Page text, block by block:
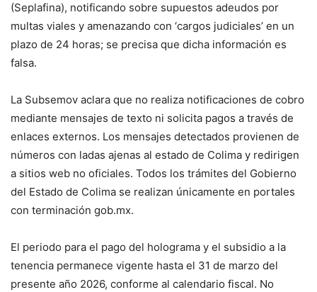
(Seplafina), notificando sobre supuestos adeudos por
multas viales y amenazando con ‘cargos judiciales’ en un
plazo de 24 horas; se precisa que dicha información es
falsa.
La Subsemov aclara que no realiza notificaciones de cobro
mediante mensajes de texto ni solicita pagos a través de
enlaces externos. Los mensajes detectados provienen de
números con ladas ajenas al estado de Colima y redirigen
a sitios web no oficiales. Todos los trámites del Gobierno
del Estado de Colima se realizan únicamente en portales
con terminación gob.mx.
El periodo para el pago del holograma y el subsidio a la
tenencia permanece vigente hasta el 31 de marzo del
presente año 2026, conforme al calendario fiscal. No